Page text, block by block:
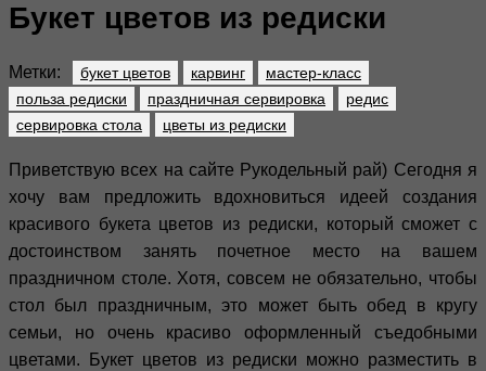
Букет цветов из редиски
Метки: букет цветов карвинг
мастер-класс
польза редиски
праздничная сервировка
редис
сервировка стола
цветы из редиски
Приветствую всех на сайте Рукодельный рай) Сегодня я
хочу вам предложить вдохновиться идеей создания
красивого букета цветов из редиски, который сможет с
достоинством занять почетное место на вашем
праздничном столе. Хотя, совсем не обязательно, чтобы
стол был праздничным, это может быть обед в кругу
семьи, но очень красиво оформленный съедобными
цветами. Букет цветов из редиски можно разместить в